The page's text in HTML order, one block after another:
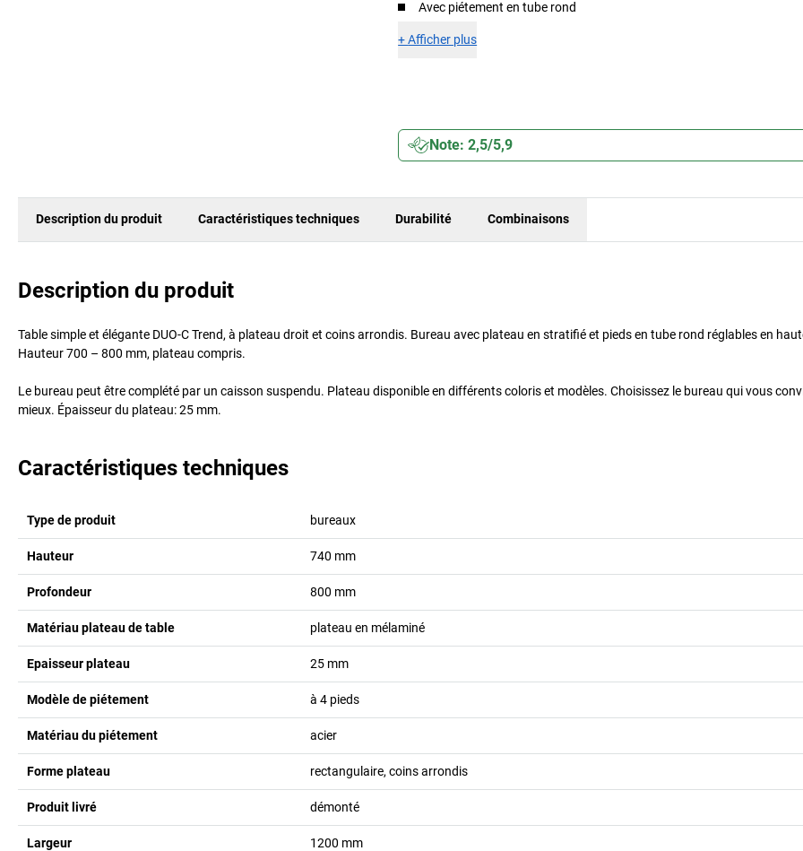
Avec piétement en tube rond
+Afficher plus
Note: 2,5/5,9
Description du produit Caractéristiques techniques Durabilité Combinaisons
Description du produit
Table simple et élégante DUO-C Trend, à plateau droit et coins arrondis. Bureau avec plateau en stratifié et pieds en tube rond réglables en
Hauteur 700 – 800 mm, plateau compris.
Le bureau peut être complété par un caisson suspendu. Plateau disponible en différents coloris et modèles. Choisissez le bureau qui vous
mieux. Épaisseur du plateau: 25 mm.
Caractéristiques techniques
Type de produit bureaux
Hauteur 740 mm
Profondeur 800 mm
Matériau plateau de table plateau en mélaminé
Epaisseur plateau 25 mm
Modèle de piétement à 4 pieds
Matériau du piétement acier
Forme plateau rectangulaire, coins arrondis
Produit livré démonté
Largeur 1200 mm